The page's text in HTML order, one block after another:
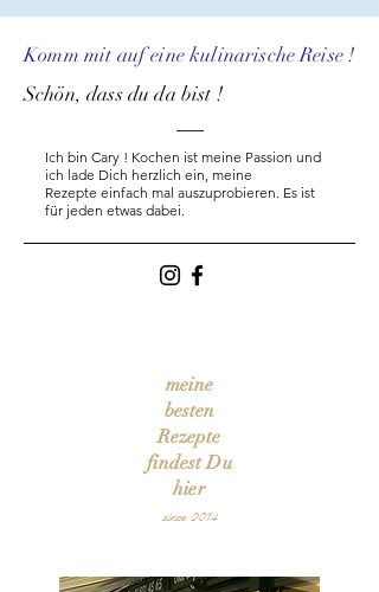
Komm mit auf einekulinarischeReise !
Schön, dass du da bist !
Ich bin Cary ! Kochen ist meine Passion und
ich lade Dich herzlich ein, meine
Rezepte einfach mal auszuprobieren. Es ist
für jeden etwas dabei.
meine
besten
Rezepte
findest Du
hier
since 2014